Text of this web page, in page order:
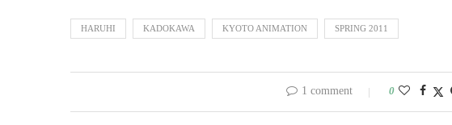
HARUHI KADOKAWA KYOTO ANIMATION SPRING 2011
1 comment 0